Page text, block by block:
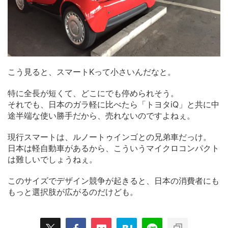
こう見ると、スマートKって小さいんだなと。
特に全長が短くて、どこにでも停められそう。
それでも、日本のガラ軽に比べたら「トヨタiQ」と共に中
途半端な使い勝手だから、売れないのですよねぇ。
現行スマートは、ルノートゥインゴとの兄弟車だっけ。
日本は軽自動車があるから、こういうマイクロコンパクト
は難しいでしょうねぇ。
このサイズでデザイン競争が起きると、日本の消費者にも
もっと選択肢が広がるのだけども。